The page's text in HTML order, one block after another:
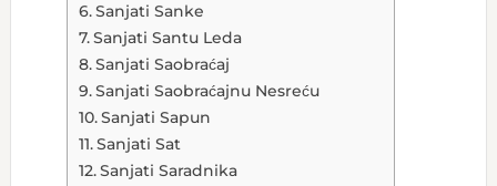
Sanjati Sanke
Sanjati Santu Leda
Sanjati Saobraćaj
Sanjati Saobraćajnu Nesreću
Sanjati Sapun
Sanjati Sat
Sanjati Saradnika